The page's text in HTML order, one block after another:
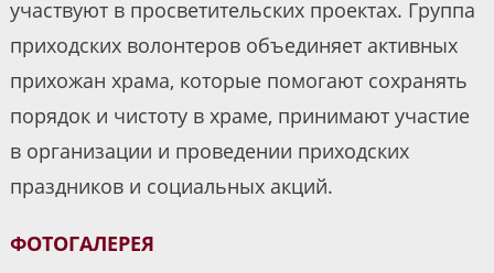
участвуют в просветительских проектах. Группа
приходских волонтеров объединяет активных
прихожан храма, которые помогают сохранять
порядок и чистоту в храме, принимают участие
в организации и проведении приходских
праздников и социальных акций.
ФОТОГАЛЕРЕЯ